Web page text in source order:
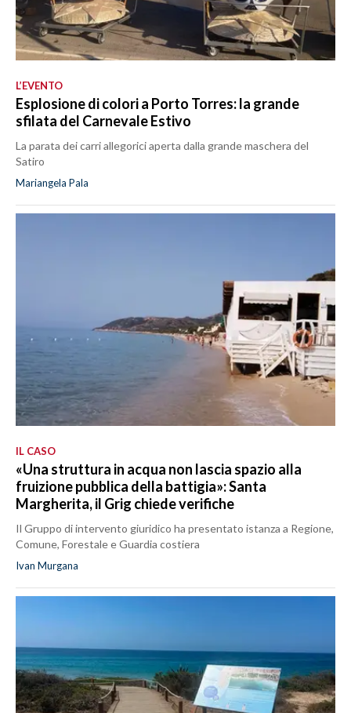
L’EVENTO
Esplosione di colori a Porto Torres: la grande
sfilata del Carnevale Estivo
La parata dei carri allegorici aperta dalla grande maschera del
Satiro
Mariangela Pala
IL CASO
«Una struttura in acqua non lascia spazio alla
fruizione pubblica della battigia»: Santa
Margherita, il Grig chiede verifiche
Il Gruppo di intervento giuridico ha presentato istanza a Regione,
Comune, Forestale e Guardia costiera
Ivan Murgana